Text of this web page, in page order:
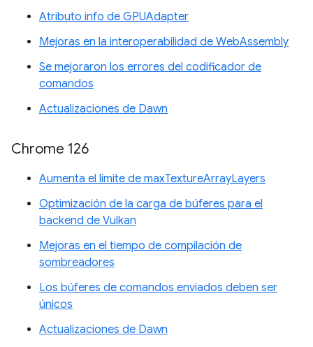
Atributo info de GPUAdapter
Mejoras en la interoperabilidad de WebAssembly
Se mejoraron los errores del codificador de
comandos
Actualizaciones de Dawn
Chrome 126
Aumenta el límite de maxTextureArrayLayers
Optimización de la carga de búferes para el
backend de Vulkan
Mejoras en el tiempo de compilación de
sombreadores
Los búferes de comandos enviados deben ser
únicos
Actualizaciones de Dawn